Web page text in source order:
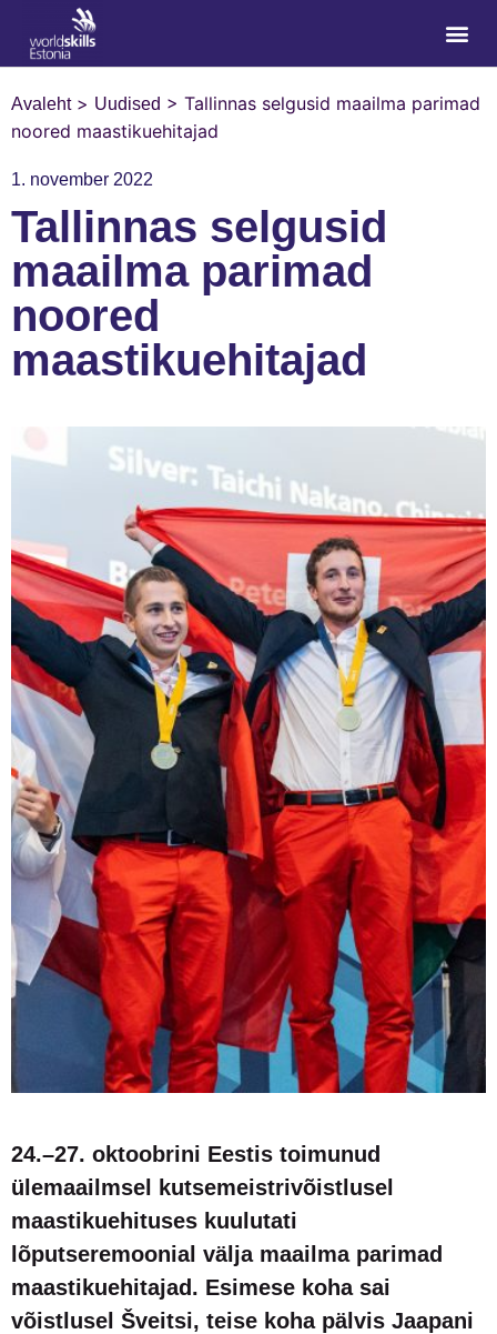
Avaleht> Uudised > Tallinnas selgusid maailma parimad
noored maastikuehitajad
1. november 2022
Tallinnas selgusid
maailma parimad
noored
maastikuehitajad
24.–27. oktoobrini Eestis toimunud
ülemaailmsel kutsemeistrivõistlusel
maastikuehituses kuulutati
lõputseremoonial välja maailma parimad
maastikuehitajad. Esimese koha sai
võistlusel Šveitsi, teise koha pälvis Jaapani